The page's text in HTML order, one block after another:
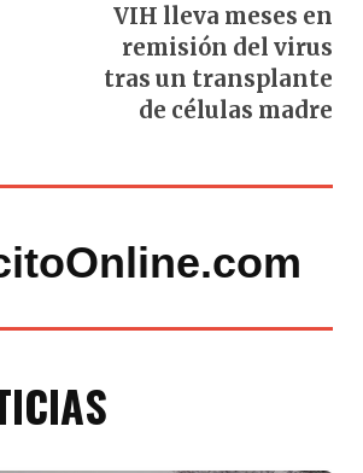
VIH lleva meses en
remisión del virus
tras un transplante
de células madre